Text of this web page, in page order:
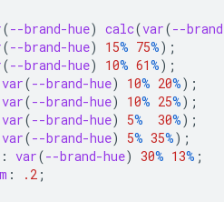
(--brand-hue) calc(var(--
(--brand-hue) 15% 75%);
(--brand-hue) 10% 61%);
var(--brand-hue) 10% 20%);
var(--brand-hue) 10% 25%);
var(--brand-hue) 5% 30%);
var(--brand-hue) 5% 35%);
: var(--brand-hue) 30% 13% ;
: .2 ;